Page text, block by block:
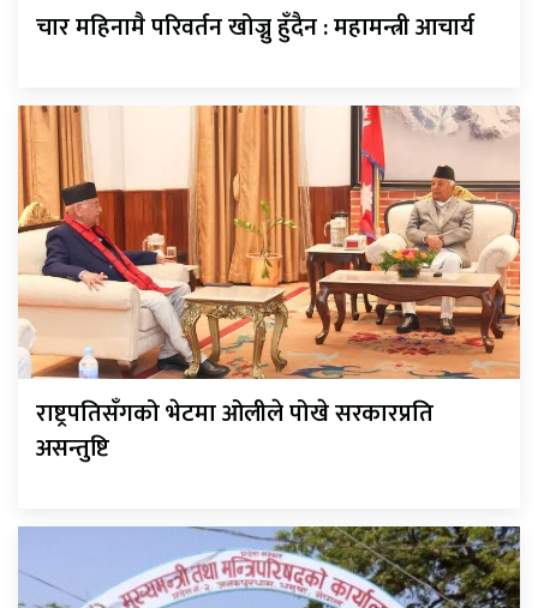
चार महिनामै परिवर्तन खोज्नु हुँदैन : महामन्त्री आचार्य
राष्ट्रपतिसँगको भेटमा ओलीले पोखे सरकारप्रति
असन्तुष्टि